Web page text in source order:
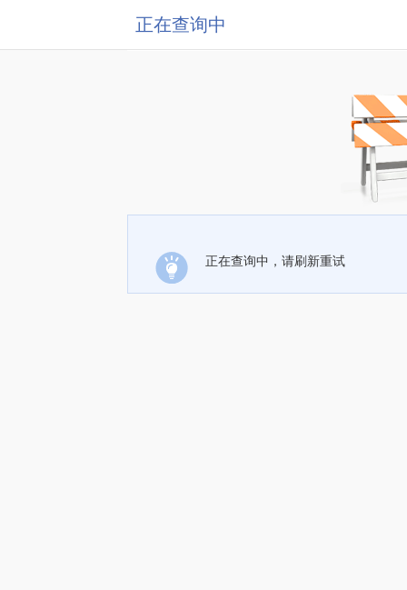
正在查询中
正在查询中，请刷新重试